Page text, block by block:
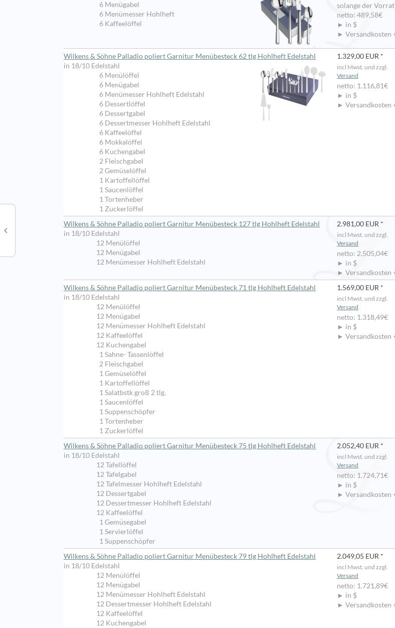
6 Menügabel
6 Menümesser Hohlheft
6 Kaffeelöffel
solange der
netto: 489,58€
► in $
► Versandkosten
Wilkens & Söhne Palladio poliert Garnitur Menübesteck 62 tlg Hohlheft Edelstahl
in 18/10 Edelstahl
6 Menülöffel
6 Menügabel
6 Menümesser Hohlheft Edelstahl
6 Dessertlöffel
6 Dessertgabel
6 Dessertmesser Hohlheft Edelstahl
6 Kaffeelöffel
6 Mokkalöffel
6 Kuchengabel
2 Fleischgabel
2 Gemüselöffel
1 Kartoffellöffel
1 Saucenlöffel
1 Tortenheber
1 Zuckerlöffel
1.329,00 EUR *
incl Mwst. und zzgl.
Versand
netto: 1.116,81€
► in $
► Versandkosten
Wilkens & Söhne Palladio poliert Garnitur Menübesteck 127 tlg Hohlheft Edelstahl
in 18/10 Edelstahl
12 Menülöffel
12 Menügabel
12 Menümesser Hohlheft Edelstahl
2.981,00 EUR *
incl Mwst. und zzgl.
Versand
netto: 2.505,04€
► in $
► Versandkosten
Wilkens & Söhne Palladio poliert Garnitur Menübesteck 71 tlg Hohlheft Edelstahl
in 18/10 Edelstahl
12 Menülöffel
12 Menügabel
12 Menümesser Hohlheft Edelstahl
12 Kaffeelöffel
12 Kuchengabel
1 Sahne- Tassenlöffel
2 Fleischgabel
1 Gemüselöffel
1 Kartoffellöffel
1 Salatbstk groß 2 tlg.
1 Saucenlöffel
1 Suppenschöpfer
1 Tortenheber
1 Zuckerlöffel
1.569,00 EUR *
incl Mwst. und zzgl.
Versand
netto: 1.318,49€
► in $
► Versandkosten
Wilkens & Söhne Palladio poliert Garnitur Menübesteck 75 tlg Hohlheft Edelstahl
in 18/10 Edelstahl
12 Tafellöffel
12 Tafelgabel
12 Tafelmesser Hohlheft Edelstahl
12 Dessertgabel
12 Dessertmesser Hohlheft Edelstahl
12 Kaffeelöffel
1 Gemüsegabel
1 Servierlöffel
1 Suppenschöpfer
2.052,40 EUR *
incl Mwst. und zzgl.
Versand
netto: 1.724,71€
► in $
► Versandkosten
Wilkens & Söhne Palladio poliert Garnitur Menübesteck 79 tlg Hohlheft Edelstahl
in 18/10 Edelstahl
12 Menülöffel
12 Menügabel
12 Menümesser Hohlheft Edelstahl
12 Dessertmesser Hohlheft Edelstahl
12 Kaffeelöffel
12 Kuchengabel
2.049,05 EUR *
incl Mwst. und zzgl.
Versand
netto: 1.721,89€
► in $
► Versandkosten